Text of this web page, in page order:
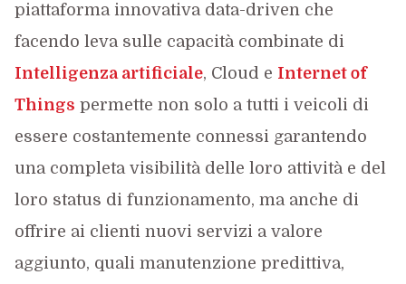
piattaforma innovativa data-driven che
facendo leva sulle capacità combinate di
Intelligenza artificiale, Cloud e Internet of
Things permette non solo a tutti i veicoli di
essere costantemente connessi garantendo
una completa visibilità delle loro attività e del
loro status di funzionamento, ma anche di
offrire ai clienti nuovi servizi a valore
aggiunto, quali manutenzione predittiva,